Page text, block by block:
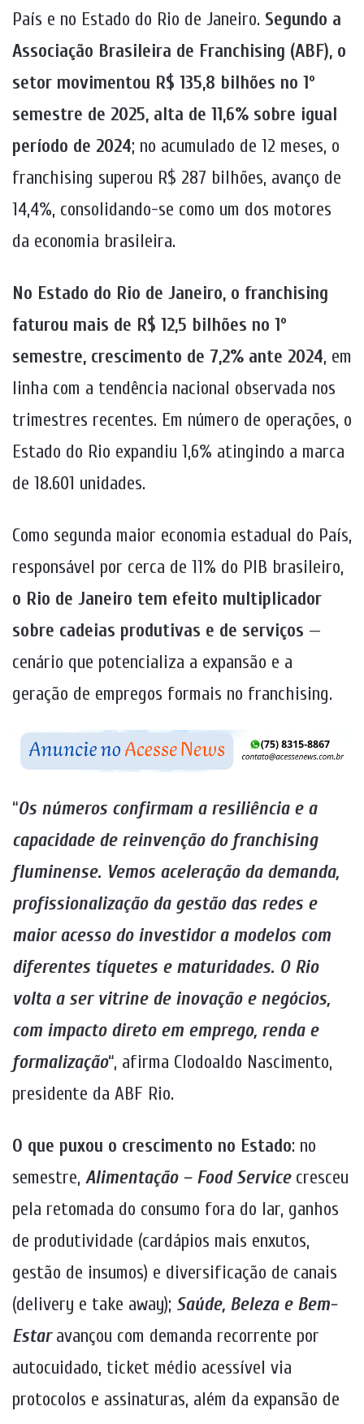
País e no Estado do Rio de Janeiro. Segundo a
Associação Brasileira de Franchising (ABF), o
setor movimentou R$ 135,8 bilhões no 1º
semestre de 2025, alta de 11,6% sobre igual
período de 2024; no acumulado de 12 meses, o
franchising superou R$ 287 bilhões, avanço de
14,4%, consolidando-se como um dos motores
da economia brasileira.
No Estado do Rio de Janeiro, o franchising
faturou mais de R$ 12,5 bilhões no 1º
semestre, crescimento de 7,2% ante 2024, em
linha com a tendência nacional observada nos
trimestres recentes. Em número de operações, o
Estado do Rio expandiu 1,6% atingindo a marca
de 18.601 unidades.
Como segunda maior economia estadual do País,
responsável por cerca de 11% do PIB brasileiro,
o Rio de Janeiro tem efeito multiplicador
sobre cadeias produtivas e de serviços —
cenário que potencializa a expansão e a
geração de empregos formais no franchising.
“Os números confirmam a resiliência e a
capacidade de reinvenção do franchising
fluminense. Vemos aceleração da demanda,
profissionalização da gestão das redes e
maior acesso do investidor a modelos com
diferentes tíquetes e maturidades. O Rio
volta a ser vitrine de inovação e negócios,
com impacto direto em emprego, renda e
formalização“, afirma Clodoaldo Nascimento,
presidente da ABF Rio.
O que puxou o crescimento no Estado: no
semestre, Alimentação – Food Servicecresceu
pela retomada do consumo fora do lar, ganhos
de produtividade (cardápios mais enxutos,
gestão de insumos) e diversificação de canais
(delivery e take away); Saúde, Beleza e Bem-
Estaravançou com demanda recorrente por
autocuidado, ticket médio acessível via
protocolos e assinaturas, além da expansão de